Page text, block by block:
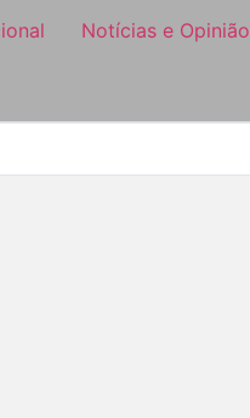
Notícias e Opinião